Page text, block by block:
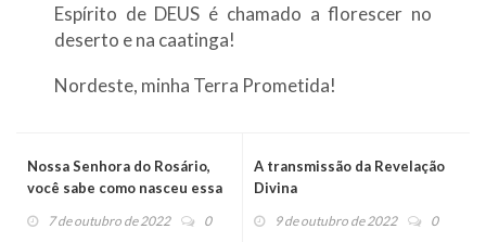
Espírito de DEUS é chamado a florescer no
deserto e na caatinga!
Nordeste, minha Terra Prometida!
Nossa Senhora do Rosário,
você sabe como nasceu essa
7 de outubro de 2022 0
A transmissão da Revelação
Divina
9 de outubro de 2022 0